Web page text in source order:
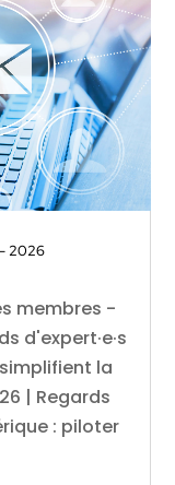
2026
membres -
d'expert·e·s
la
| Regards
: piloter